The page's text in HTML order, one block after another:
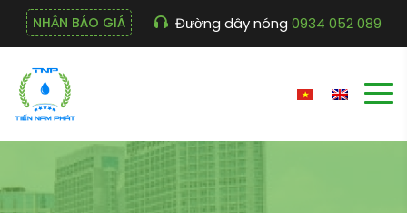
NHẬN BÁO GIÁ Đường dây nóng 0934 052 089